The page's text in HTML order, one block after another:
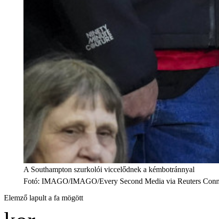
A Southampton szurkolói viccelődnek a kémbotránnyal
Fotó: IMAGO/IMAGO/Every Second Media via Reuters
Elemző lapult a fa mögött